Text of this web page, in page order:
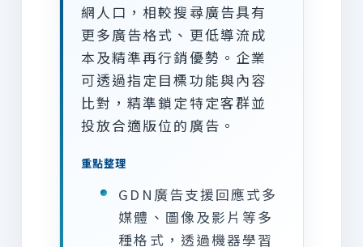
網人口，相較搜尋廣告具有
更多廣告格式、更低導流成
本及精準再行銷優勢。企業
可透過指定目標功能與內容
比對，精準鎖定特定客群並
投放合適版位的廣告。
重點整理
GDN廣告支援回應式多
媒體、圖像及影片等多
種格式，透過機器學習